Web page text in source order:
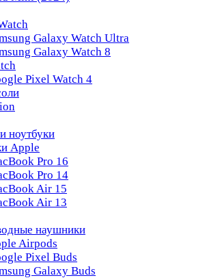
Galaxy Watch Ultra
Galaxy Watch 8
Pixel Watch 4
ноутбуки
Apple
Pro 16
Pro 14
Air 15
Air 13
наушники
Airpods
Pixel Buds
Galaxy Buds